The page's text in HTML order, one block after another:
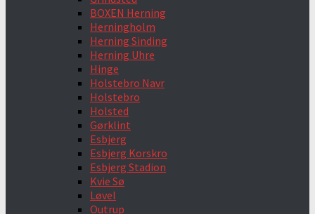
BOXEN Herning
Herningholm
Herning Sinding
Herning Uhre
Hinge
Holstebro Navr
Holstebro
Holsted
Gørklint
Esbjerg
Esbjerg Korskro
Esbjerg Stadion
Kvie Sø
Løvel
Outrup